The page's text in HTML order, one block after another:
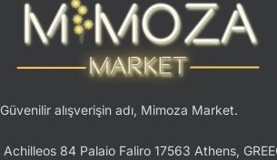
Güvenilir alışverişin adı, Mimoza Market.
Achilleos 84 Palaio Faliro 17563 Athens,